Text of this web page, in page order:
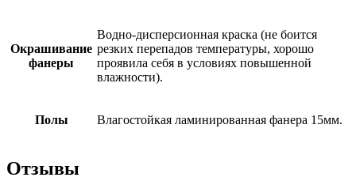
Окрашивание
фанеры
Водно-дисперсионная краска (не боится
резких перепадов температуры, хорошо
проявила себя в условиях повышенной
влажности).
Полы Влагостойкая ламинированная фанера 15мм.
Отзывы